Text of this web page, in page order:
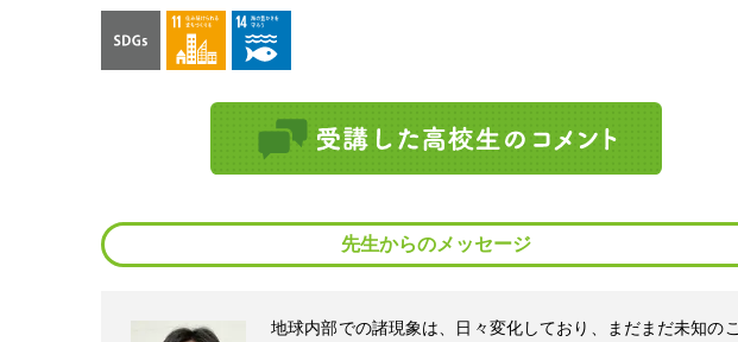
先生からのメッセージ
地球内部での諸現象は、日々変化しており、まだまだ未知のこ